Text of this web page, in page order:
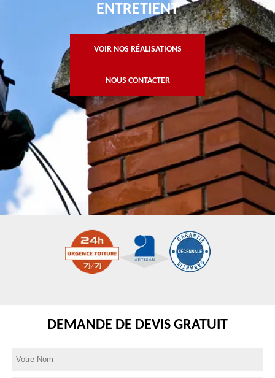
ENTRETIENT
VOIR NOS RÉALISATIONS
NOUS CONTACTER
DEMANDE DE DEVIS GRATUIT